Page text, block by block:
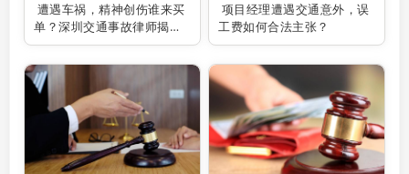
遭遇车祸，精神创伤谁来买
单？深圳交通事故律师揭秘
索赔之道！
项目经理遭遇交通意外，误
工费如何合法主张？